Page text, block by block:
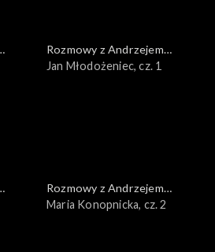
Rozmowy z Andrzejem
Doboszem
Jan Młodożeniec, cz. 1
Rozmowy z Andrzejem
Doboszem
Maria Konopnicka, cz. 2